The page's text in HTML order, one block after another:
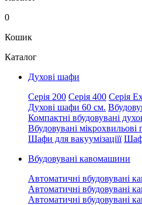
0
Кошик
Каталог
Духові шафи
Серія 200 Серія 400 Серія
Духові шафи 60 см.
Компактні вбудовувані
Вбудовувані мікрохвильові
Шафи для вакуумізаціїї
Вбудовувані кавомашини
Автоматичні вбудовувані
Автоматичні вбудовувані
Автоматичні вбудовувані